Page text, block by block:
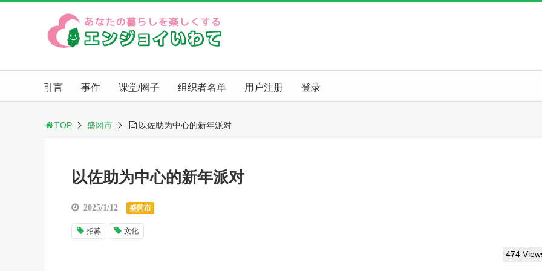
引言 事件 课堂/圈子 组织者名单 用户注册 登录
TOP 盛冈市 以佐助为中心的新年派对
以佐助为中心的新年派对
2025/1/12 盛冈市
招募 文化
474